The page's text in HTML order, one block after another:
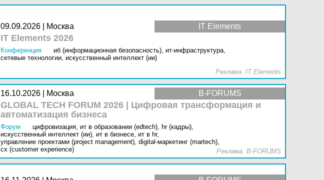
IT Elements
09.09.2026 | Москва
IT Elements 2026
Конференция иб (информационная безопасность), ит-инфраструктура,
сетевые технологии, искусственный интеллект (ии)
Реклама. IT Elements
B-FORUMS
16.10.2026 | Москва
GLOBAL TECH FORUM 2026 | Цифровая трансформация и
автоматизация бизнеса
Форум цифровизация, ит в образовании (edtech), hr (кадры),
искусственный интеллект (ии), ит в бизнесе, ит в hr,
управление проектами (project management), digital-маркетинг (martech),
cx (customer experience)
Реклама. B-FORUMS